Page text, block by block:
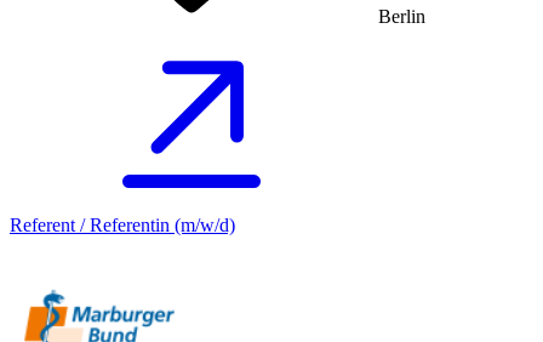
Berlin
Referent / Referentin (m/w/d)